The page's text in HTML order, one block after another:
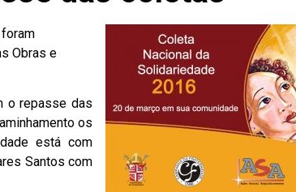
foram
Obras e
o repasse das
os
está com
Santos com